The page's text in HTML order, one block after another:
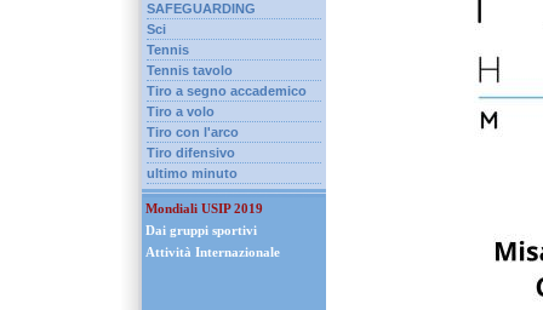
SAFEGUARDING
Sci
Tennis
Tennis tavolo
Tiro a segno accademico
Tiro a volo
Tiro con l'arco
Tiro difensivo
ultimo minuto
Mondiali USIP 2019
Dai gruppi sportivi
Attività Internazionale